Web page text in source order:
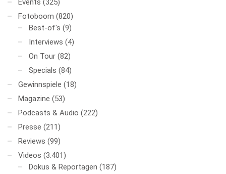
Events (325)
Fotoboom (820)
Best-of's (9)
Interviews (4)
On Tour (82)
Specials (84)
Gewinnspiele (18)
Magazine (53)
Podcasts & Audio (222)
Presse (211)
Reviews (99)
Videos (3.401)
Dokus & Reportagen (187)